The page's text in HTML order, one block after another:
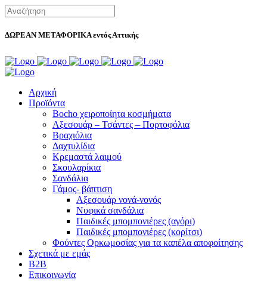
ΔΩΡΕΑΝ ΜΕΤΑΦΟΡΙΚΑ εντός Αττικής
Αρχική
Προϊόντα
Bocho χειροποίητα κοσμήματα
Αξεσουάρ – Τσάντες – Πορτοφόλια
Βραχιόλια
Δαχτυλίδια
Κρεμαστά λαιμού
Σκουλαρίκια
Σανδάλια
Γάμος- βάπτιση
Αξεσουάρ νονά-νονός
Νυφικά σανδάλια
Παιδικές μπομπονιέρες (αγόρι)
Παιδικές μπομπονιέρες (κορίτσι)
Φούντες Ορκωμοσίας για τα καπέλα αποφοίτησης
Σχετικά με εμάς
B2B
Επικοινωνία